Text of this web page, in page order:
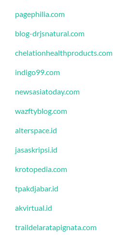
pagephilia.com
blog-drjsnatural.com
chelationhealthproducts.com
indigo99.com
newsasiatoday.com
wazftyblog.com
alterspace.id
jasaskripsi.id
krotopedia.com
tpakdjabar.id
akvirtual.id
traildelaratapignata.com